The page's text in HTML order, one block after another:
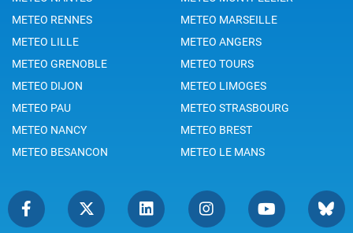
METEO RENNES
METEO MARSEILLE
METEO LILLE
METEO ANGERS
METEO GRENOBLE
METEO TOURS
METEO DIJON
METEO LIMOGES
METEO PAU
METEO STRASBOURG
METEO NANCY
METEO BREST
METEO BESANCON
METEO LE MANS